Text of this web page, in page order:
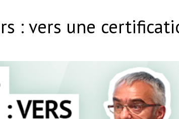
: vers une